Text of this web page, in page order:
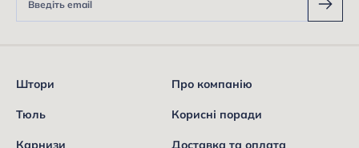
Штори
Тюль
Карнизи
Про компанію
Корисні поради
Доставка та оплата